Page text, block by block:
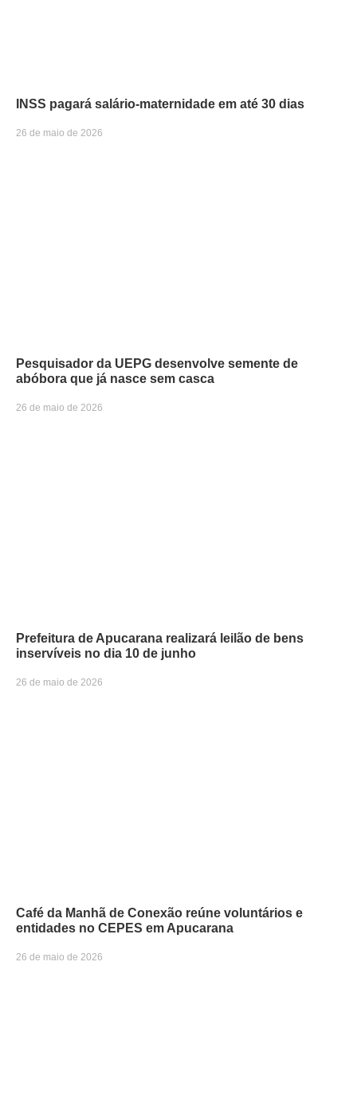
INSS pagará salário-maternidade em até 30 dias
26 de maio de 2026
Pesquisador da UEPG desenvolve semente de
abóbora que já nasce sem casca
26 de maio de 2026
Prefeitura de Apucarana realizará leilão de bens
inservíveis no dia 10 de junho
26 de maio de 2026
Café da Manhã de Conexão reúne voluntários e
entidades no CEPES em Apucarana
26 de maio de 2026